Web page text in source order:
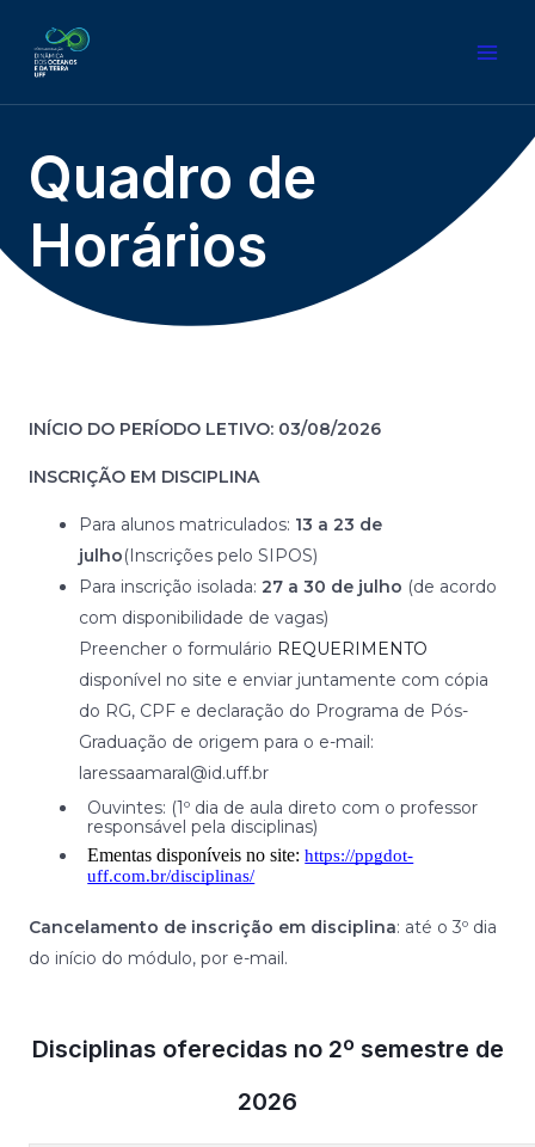
Quadro de
Horários
INÍCIO DO PERÍODO LETIVO: 03/08/2026
INSCRIÇÃO EM DISCIPLINA
⁠Para alunos matriculados: 13 a 23 de
julho(Inscrições pelo SIPOS)
⁠Para inscrição isolada: 27 a 30 de julho (de acordo
com disponibilidade de vagas)
Preencher o formulário REQUERIMENTO
disponível no site e enviar juntamente com cópia
do RG, CPF e declaração do Programa de Pós-
Graduação de origem para o e-mail:
laressaamaral@id.uff.br
⁠Ouvintes: (1º dia de aula direto com o professor
responsável pela disciplinas)
Ementas disponíveis no site: https://ppgdot-
uff.com.br/disciplinas/
Cancelamento de inscrição em disciplina: até o 3º dia
do início do módulo, por e-mail.
Disciplinas oferecidas no 2º semestre de
2026